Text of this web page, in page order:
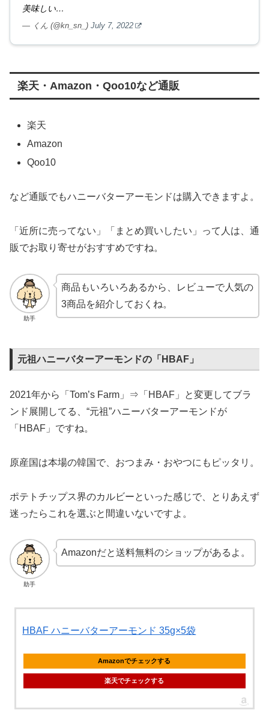
美味しい…
— くん (@kn_sn_) July 7, 2022
楽天・Amazon・Qoo10など通販
楽天
Amazon
Qoo10
など通販でもハニーバターアーモンドは購入できますよ。
「近所に売ってない」「まとめ買いしたい」って人は、通
販でお取り寄せがおすすめですね。
助手
商品もいろいろあるから、レビューで人気の
3商品を紹介しておくね。
元祖ハニーバターアーモンドの「HBAF」
2021年から「Tom’s Farm」⇒「HBAF」と変更してブラ
ンド展開してる、“元祖”ハニーバターアーモンドが
「HBAF」ですね。
原産国は本場の韓国で、おつまみ・おやつにもピッタリ。
ポテトチップス界のカルビーといった感じで、とりあえず
迷ったらこれを選ぶと間違いないですよ。
助手
Amazonだと送料無料のショップがあるよ。
HBAF ハニーバターアーモンド 35g×5袋
Amazonでチェックする
楽天でチェックする